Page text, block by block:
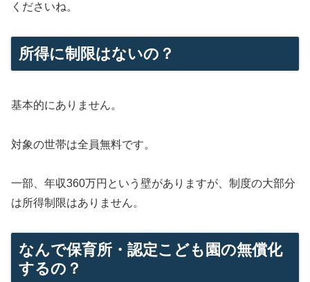
くださいね。
所得に制限はないの？
基本的にありません。
対象の世帯は全員無料です。
一部、年収360万円という壁がありますが、制度の大部分
は所得制限はありません。
なんで保育所・認定こども園の無償化
するの？